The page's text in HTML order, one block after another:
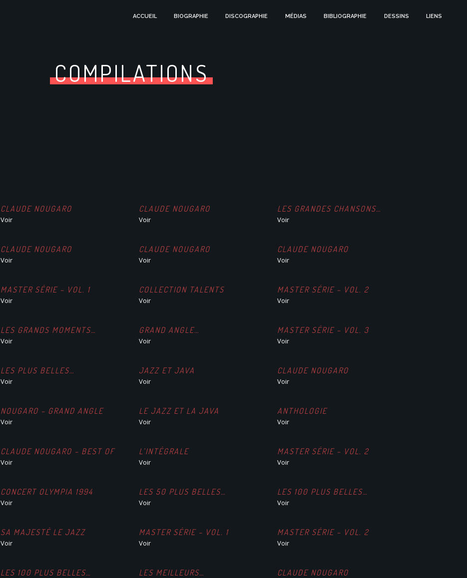
ACCUEIL BIOGRAPHIE DISCOGRAPHIE MÉDIAS BIBLIOGRAPHIE DESSINS LIENS
COMPILATIONS
CLAUDE NOUGARO
Voir
CLAUDE NOUGARO
Voir
LES GRANDES CHANSONS…
Voir
CLAUDE NOUGARO
Voir
CLAUDE NOUGARO
Voir
CLAUDE NOUGARO
Voir
MASTER SÉRIE – VOL. 1
Voir
COLLECTION TALENTS
Voir
MASTER SÉRIE – VOL. 2
Voir
LES GRANDS MOMENTS…
Voir
GRAND ANGLE…
Voir
MASTER SÉRIE – VOL. 3
Voir
LES PLUS BELLES…
Voir
JAZZ ET JAVA
Voir
CLAUDE NOUGARO
Voir
NOUGARO – GRAND ANGLE
Voir
LE JAZZ ET LA JAVA
Voir
ANTHOLOGIE
Voir
CLAUDE NOUGARO – BEST OF
Voir
L’INTÉGRALE
Voir
MASTER SÉRIE – VOL. 2
Voir
CONCERT OLYMPIA 1994
Voir
LES 50 PLUS BELLES…
Voir
LES 100 PLUS BELLES…
Voir
SA MAJESTÉ LE JAZZ
Voir
MASTER SÉRIE – VOL. 1
Voir
MASTER SÉRIE – VOL. 2
Voir
LES 100 PLUS BELLES… LES MEILLEURS… CLAUDE NOUGARO